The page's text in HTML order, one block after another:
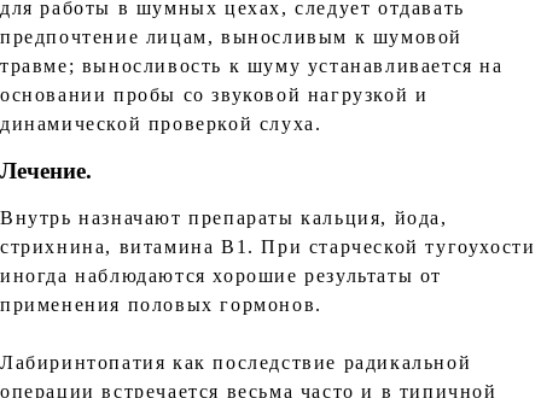
для работы в шумных цехах, следует отдавать
предпочтение лицам, выносливым к шумовой
травме; выносливость к шуму устанавливается на
основании пробы со звуковой нагрузкой и
динамической проверкой слуха.
Лечение.
Внутрь назначают препараты кальция, йода,
стрихнина, витамина B1. При старческой тугоухости
иногда наблюдаются хорошие результаты от
применения половых гормонов.
Лабиринтопатия как последствие радикальной
операции встречается весьма часто и в типичной